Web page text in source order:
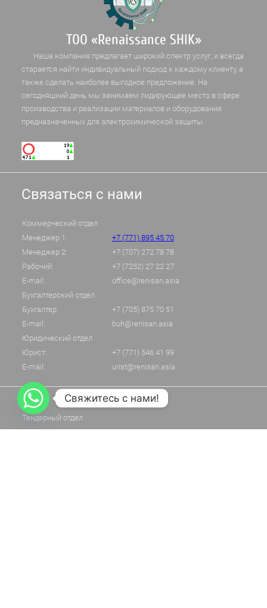
ТОО «Renaissance SHIK»
Наша компания предлагает широкий спектр услуг, и всегда
старается найти индивидуальный подход к каждому клиенту, а
также сделать наиболее выгодное предложение. На
сегодняшний день мы занимаем лидирующее место в сфере
производства и реализации материалов и оборудования
предназначенных для электрохимической защиты.
Связаться с нами
Коммерческий отдел
Менеджер 1:
+7 (771) 895 45 70
Менеджер 2:
+7 (707) 272 78 78
Рабочий:
+7 (7252) 27 22 27
E-mail:
office@renisan.asia
Бухгалтерский отдел
Бухгалтер:
+7 (705) 875 70 51
E-mail:
buh@renisan.asia
Юридический отдел
Юрист:
+7 (771) 546 41 99
E-mail:
urist@renisan.asia
Тендерный отдел
Специалист по тендерам:
+7 (705) 875 70 51
Свяжитесь с нами!